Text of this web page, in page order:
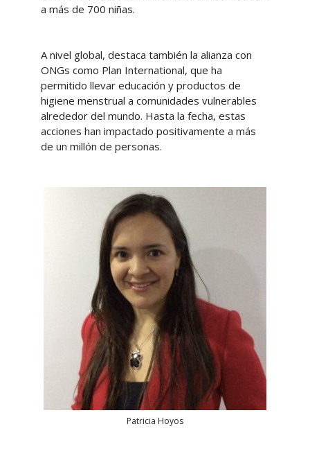
a más de 700 niñas.
A nivel global, destaca también la alianza con
ONGs como Plan International, que ha
permitido llevar educación y productos de
higiene menstrual a comunidades vulnerables
alrededor del mundo. Hasta la fecha, estas
acciones han impactado positivamente a más
de un millón de personas.
Patricia Hoyos